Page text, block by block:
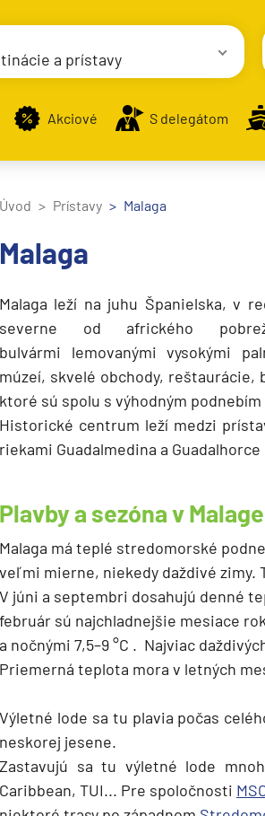
a prístavy
Prístavy
iba prístavy nalodenia
Akciové S delegátom
Úvod Prístavy Malaga
Malaga
Malaga leží na juhu Španielska, v
severne od afrického
bulvármi lemovanými vysokými
múzeí, skvelé obchody, reštaurácie,
ktoré sú spolu s výhodným
Historické centrum leží medzi
riekami Guadalmedina a
Plavby a sezóna v Malage
Malaga má teplé stredomorské
veľmi mierne, niekedy daždivé zimy.
V júni a septembri dosahujú denné
február sú najchladnejšie mesiace
a nočnými 7,5–9 °C . Najviac
Priemerná teplota mora v letných
Výletné lode sa tu plavia počas
neskorej jesene.
Zastavujú sa tu výletné lode
Caribbean, TUI... Pre spoločnosti